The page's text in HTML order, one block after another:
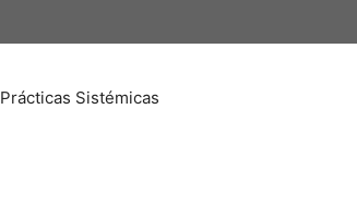
Prácticas Sistémicas